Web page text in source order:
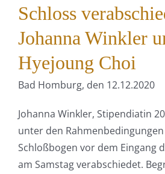
Schloss
Johanna Winkler
Hyejoung Choi
Bad Homburg, den 12.12.2020
Johanna Winkler, Stipendiatin
unter den
Schloßbogen vor dem Eingang
am Samstag verabschiedet.